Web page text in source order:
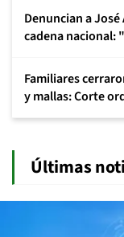
Denuncian a
cadena nacional:
Familiares
y mallas: Corte
Últimas